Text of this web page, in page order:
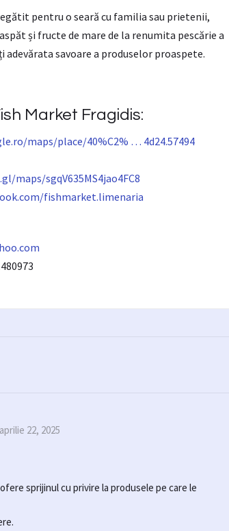
pentru o seară cu familia sau prietenii,
și fructe de mare de la renumita pescărie a
adevărata savoare a produselor proaspete.
Market Fragidis:
maps/place/40%C2% … 4d24.57494
maps/sgqV635MS4jao4FC8
fishmarket.limenaria
22, 2025
sprijinul cu privire la produsele pe care le